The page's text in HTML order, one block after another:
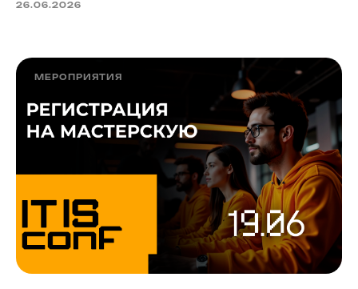
26.06.2026
МЕРОПРИЯТИЯ